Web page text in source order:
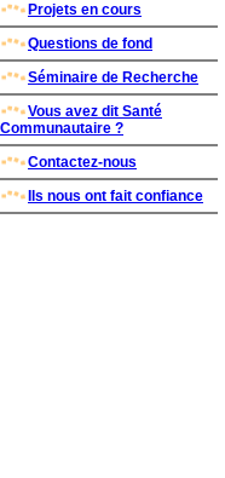
Projets en cours
Questions de fond
Séminaire de Recherche
Vous avez dit Santé
Communautaire ?
Contactez-nous
Ils nous ont fait confiance